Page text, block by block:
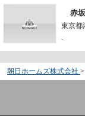
赤
東京都
-
朝日ホームズ株式会社 >